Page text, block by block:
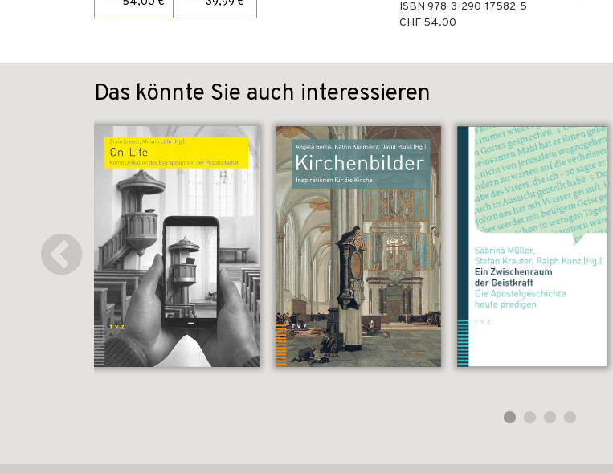
ISBN 978-3-290-17582-5
CHF 54.00
Das könnte Sie auch interessieren